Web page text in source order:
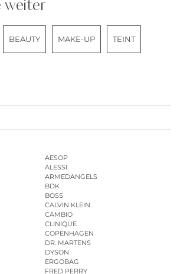
weiter
BEAUTY MAKE-UP TEINT
AESOP
ALESSI
ARMEDANGELS
BDK
BOSS
CALVIN KLEIN
CAMBIO
CLINIQUE
COPENHAGEN
DR. MARTENS
DYSON
ERGOBAG
FRED PERRY